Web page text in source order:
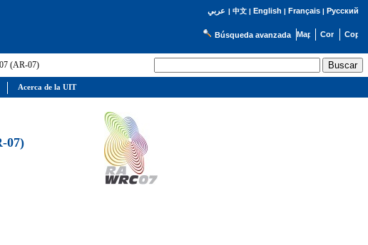
عربي | 中文| English | Français| Русский
Búsqueda avanzada
(AR-07)
07)
Acerca de la UIT